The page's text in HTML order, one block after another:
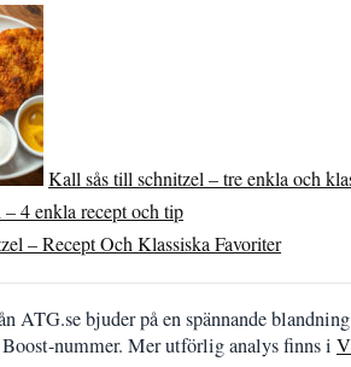
Kall sås till schnitzel – tre enkla och
4 enkla recept och tip
– Recept Och Klassiska Favoriter
ATG.se bjuder på en spännande
nummer. Mer utförlig analys finns i